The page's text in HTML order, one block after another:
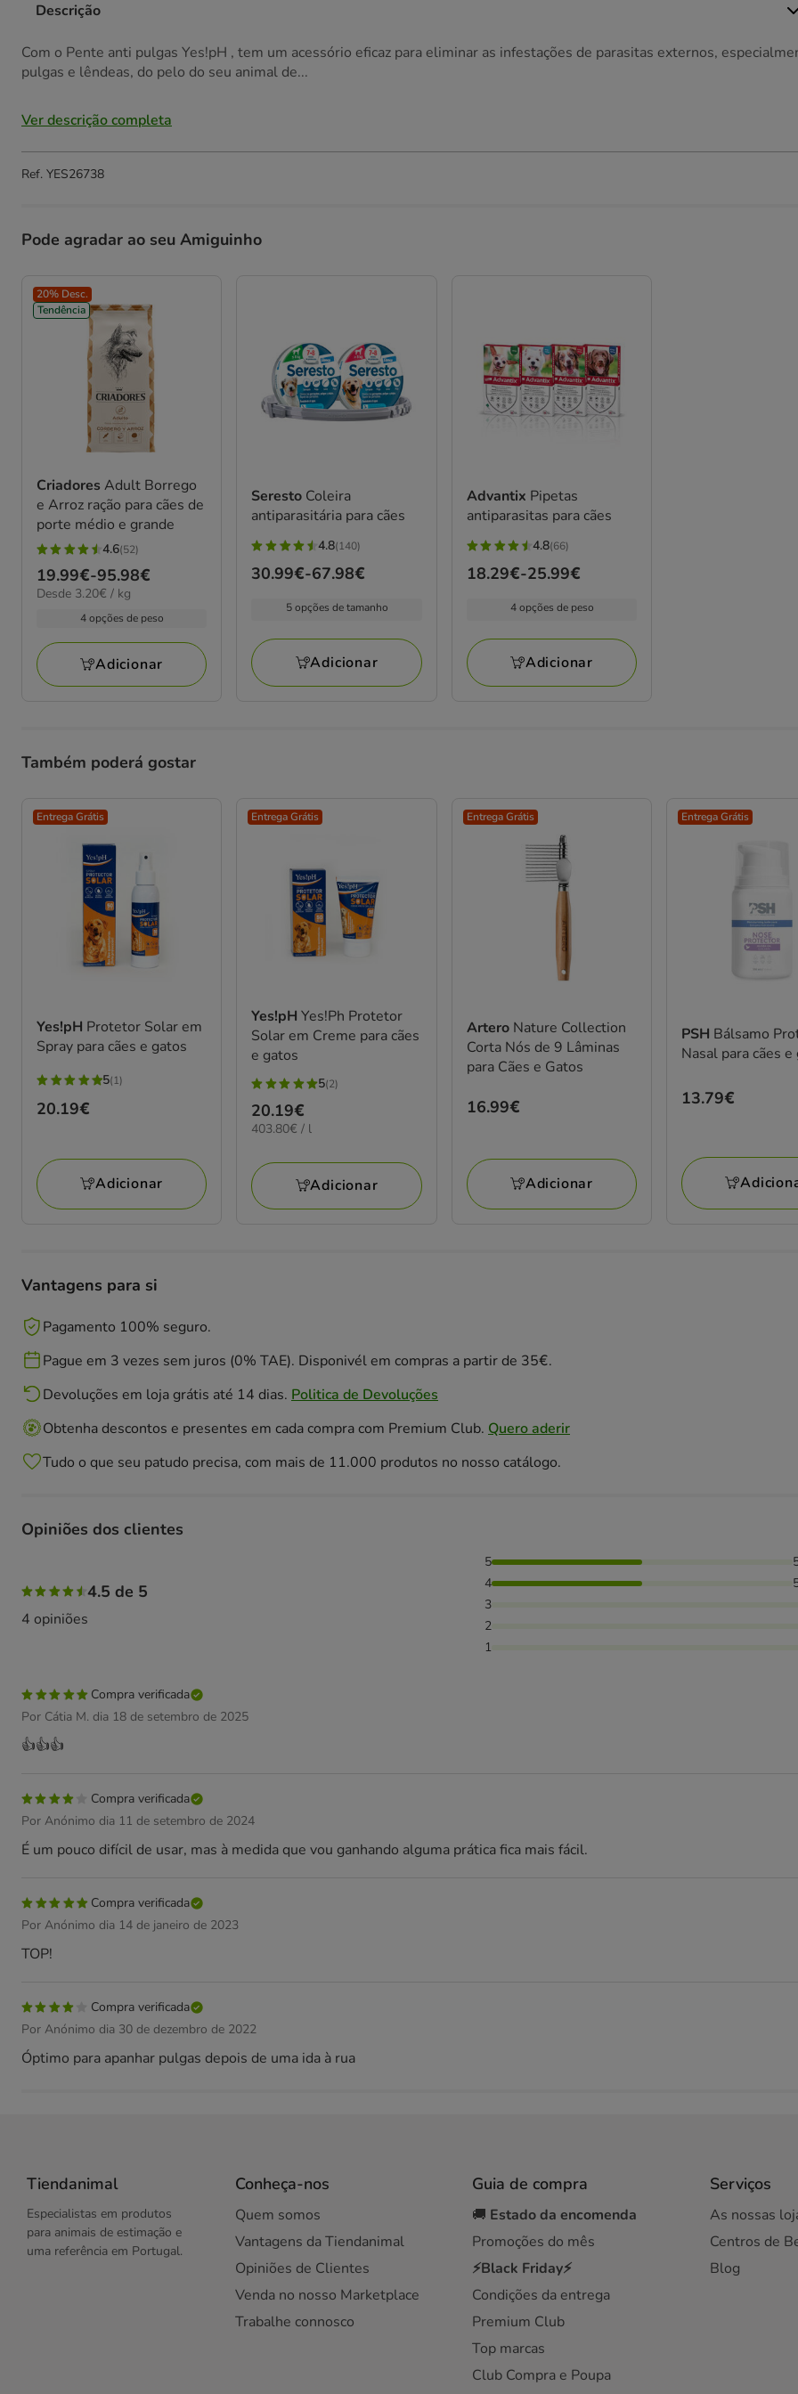
Descrição
Com o Pente anti pulgas Yes!pH , tem um acessório eficaz para eliminar as infestações de parasitas externos,
pulgas e lêndeas, do pelo do seu animal de...
Ver descrição completa
Ref. YES26738
Pode agradar ao seu Amiguinho
20% Desc.
Tendência
Criadores Adult Borrego
e Arroz ração para cães de
porte médio e grande
4.6
estrelas
com
avaliações
4.6(52)
Preço
de
19.99€
95.98€
19.99€-95.98€
3.20€
Desde 3.20€ / kg
4 opções de peso
Adicionar
Seresto Coleira
antiparasitária para cães
4.8
estrelas
avaliações
4.8(140)
Preço
30.99€
67.98€
30.99€-67.98€
5 opções de tamanho
Adicionar
Advantix Pipetas
antiparasitas para cães
4.8
estrelas
avaliações
4.8(66)
Preço
18.29€
25.99€
18.29€-25.99€
4 opções de peso
Adicionar
Também poderá gostar
Entrega Grátis
Yes!pH Protetor Solar em
Spray para cães e gatos
5
estrelas
avaliações
5(1)
Preço
20.19€
Adicionar
Entrega Grátis
Yes!pHYes!Ph Protetor
Solar em Creme para cães
e gatos
5
estrelas
com
avaliações
5(2)
Preço
20.19€
20.19€
403.80€
403.80€ / l
Adicionar
Entrega Grátis
Artero Nature Collection
Corta Nós de 9 Lâminas
para Cães e Gatos
Preço
16.99€
Adicionar
Entrega Grátis
PSH Bálsamo
Nasal para cães
Preço
13.79€
Vantagens para si
Pagamento 100% seguro.
Pague em 3 vezes sem juros (0% TAE). Disponivél em compras a partir de 35€.
Devoluções em loja grátis até 14 dias. Politica de Devoluções
Obtenha descontos e presentes em cada compra com Premium Club. Quero aderir
Tudo o que seu patudo precisa, com mais de 11.000 produtos no nosso catálogo.
Opiniões dos clientes
4.5 de 5
4 opiniões
50% das pessoas avaliaram com 5 estrelas, 50% das pessoas avaliaram com 4 estrelas,
5
4
3
2
1
Compra verificada
Por Cátia M. dia 18 de setembro de 2025
👍👍👍
Compra verificada
Por Anónimo dia 11 de setembro de 2024
É um pouco difícil de usar, mas à medida que vou ganhando alguma prática fica mais fácil.
Compra verificada
Por Anónimo dia 14 de janeiro de 2023
TOP!
Compra verificada
Por Anónimo dia 30 de dezembro de 2022
Óptimo para apanhar pulgas depois de uma ida à rua
Tiendanimal
Especialistas em produtos
para animais de estimação e
uma referência em Portugal.
Conheça-nos
Quem somos
Vantagens da Tiendanimal
Opiniões de Clientes
Venda no nosso Marketplace
Trabalhe connosco
Guia de compra
🚚 Estado da encomenda
Promoções do mês
⚡Black Friday⚡
Condições da entrega
Premium Club
Top marcas
Club Compra e Poupa
Serviços
As nossas
Centros de
Blog